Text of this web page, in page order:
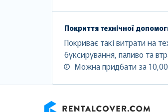
Покриття технічної
Покриває такі витрати на
буксирування, паливо та
Можна придбати за